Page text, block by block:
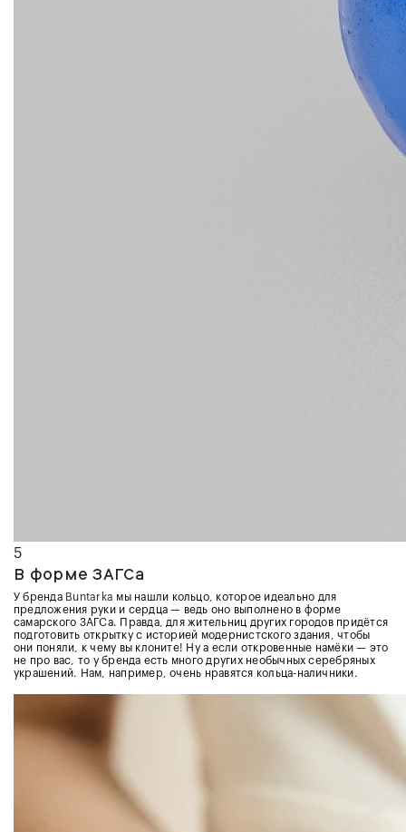
5
В форме ЗАГСа
У бренда Buntarka мы нашли кольцо, которое идеально для
предложения руки и сердца — ведь оно выполнено в форме
самарского ЗАГСа. Правда, для жительниц других городов придётся
подготовить открытку с историей модернистского здания, чтобы
они поняли, к чему вы клоните! Ну а если откровенные намёки — это
не про вас, то у бренда есть много других необычных серебряных
украшений. Нам, например, очень нравятся кольца-наличники.